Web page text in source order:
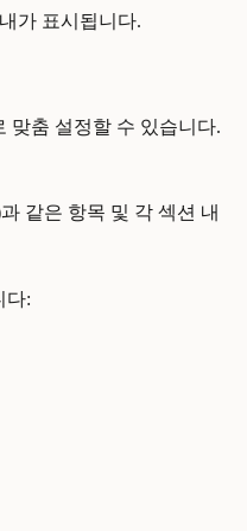
가 표시됩니다.
맞춤 설정할 수 있습니다.
같은 항목 및 각 섹션 내
다: